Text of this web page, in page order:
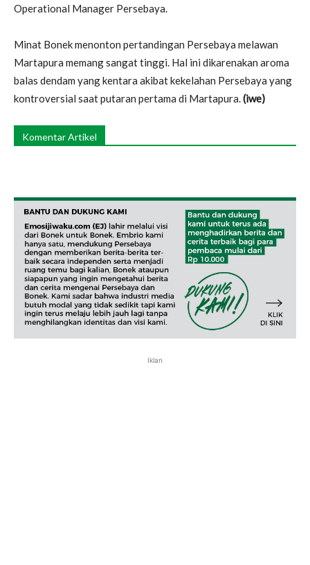
Operational Manager Persebaya.
Minat Bonek menonton pertandingan Persebaya melawan
Martapura memang sangat tinggi. Hal ini dikarenakan aroma
balas dendam yang kentara akibat kekelahan Persebaya yang
kontroversial saat putaran pertama di Martapura. (iwe)
Komentar Artikel
Iklan